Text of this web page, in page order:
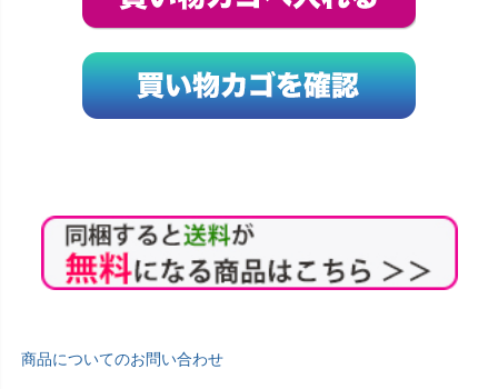
商品についてのお問い合わせ